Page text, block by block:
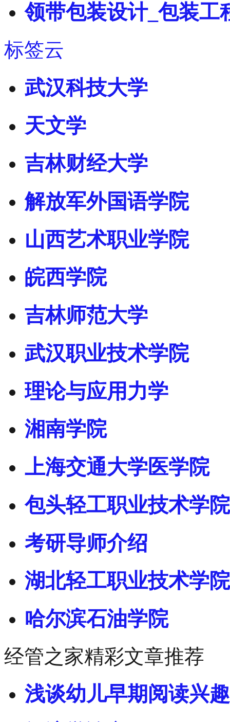
领带包装设计_包装工
标签云
武汉科技大学
天文学
吉林财经大学
解放军外国语学院
山西艺术职业学院
皖西学院
吉林师范大学
武汉职业技术学院
理论与应用力学
湘南学院
上海交通大学医学院
包头轻工职业技术学院
考研导师介绍
湖北轻工职业技术学院
哈尔滨石油学院
经管之家精彩文章推荐
浅谈幼儿早期阅读兴